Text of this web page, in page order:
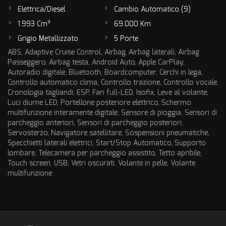
Elettrica/Diesel
Cambio Automatico (9)
1.993 Cm³
69.000 Km
Grigio Metallizzato
5 Porte
ABS, Adaptive Cruise Control, Airbag, Airbag laterali, Airbag
Passeggero, Airbag testa, Android Auto, Apple CarPlay,
Autoradio digitale, Bluetooth, Boardcomputer, Cerchi in lega,
Controllo automatico clima, Controllo trazione, Controllo vocale,
Cronologia tagliandi, ESP, Fari full-LED, Isofix, Leve al volante,
Luci diurne LED, Portellone posteriore elettrico, Schermo
multifunzione interamente digitale, Sensore di pioggia, Sensori di
parcheggio anteriori, Sensori di parcheggio posteriori,
Servosterzo, Navigatore satellitare, Sospensioni pneumatiche,
Specchietti laterali elettrici, Start/Stop Automatico, Supporto
lombare, Telecamera per parcheggio assistito, Tetto apribile,
Touch screen, USB, Vetri oscurati, Volante in pelle, Volante
multifunzione
Cookie delle preferenze
Cookie per il miglioramento dell'esperienza utente
Cookie analitici
Cookie di marketing
policy